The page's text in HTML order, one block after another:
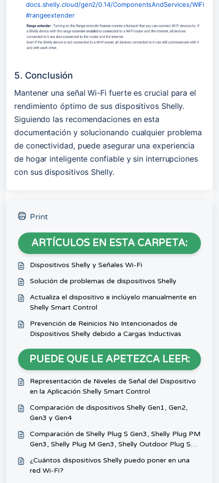
docs.shelly.cloud/gen2/0.14/ComponentsAndServices/WiFi
#rangeextender
5. Conclusión
Mantener una señal Wi-Fi fuerte es crucial para el
rendimiento óptimo de sus dispositivos Shelly.
Siguiendo las recomendaciones en esta
documentación y solucionando cualquier problema
de conectividad, puede asegurar una experiencia
de hogar inteligente confiable y sin interrupciones
con sus dispositivos Shelly.
Print
ARTÍCULOS EN ESTA CARPETA:
Dispositivos Shelly y Señales Wi-Fi
Solución de problemas de dispositivos Shelly
Actualiza el dispositivo e inclúyelo manualmente en
Shelly Smart Control
Prevención de Reinicios No Intencionados de
Dispositivos Shelly debido a Cargas Inductivas
PUEDE QUE LE APETEZCA LEER:
Representación de Niveles de Señal del Dispositivo
en la Aplicación Shelly Smart Control
Comparación de dispositivos Shelly Gen1, Gen2,
Gen3 y Gen4
Comparación de Shelly Plug S Gen3, Shelly Plug PM
Gen3, Shelly Plug M Gen3, Shelly Outdoor Plug S
¿Cuántos dispositivos Shelly puedo poner en una
red Wi-Fi?